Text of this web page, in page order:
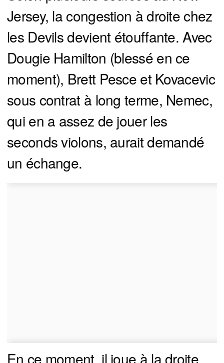
Jersey, la congestion à droite chez
les Devils devient étouffante. Avec
Dougie Hamilton (blessé en ce
moment), Brett Pesce et Kovacevic
sous contrat à long terme, Nemec,
qui en a assez de jouer les
seconds violons, aurait demandé
un échange.
En ce moment, il joue à la droite